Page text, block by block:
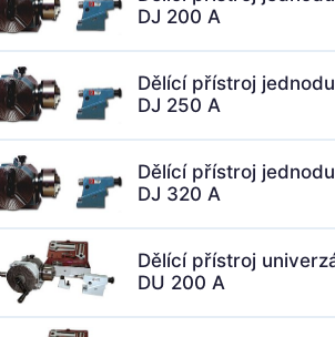
DJ 200 A
Dělící přístroj
DJ 250 A
Dělící přístroj
DJ 320 A
Dělící přístroj
DU 200 A